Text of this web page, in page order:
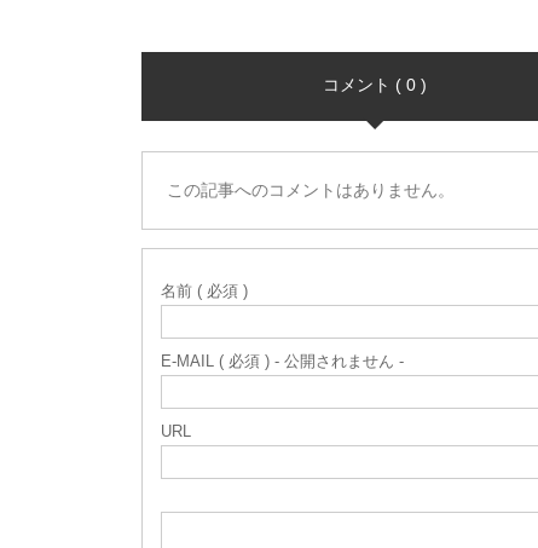
コメント ( 0 )
この記事へのコメントはありません。
名前 ( 必須 )
E-MAIL ( 必須 ) - 公開されません -
URL